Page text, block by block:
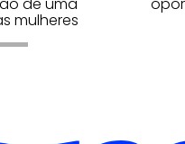
mulheres